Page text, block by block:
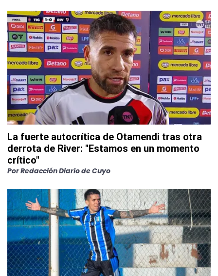
La fuerte autocrítica de Otamendi tras otra
derrota de River: "Estamos en un momento
crítico"
PorRedacción Diario de Cuyo